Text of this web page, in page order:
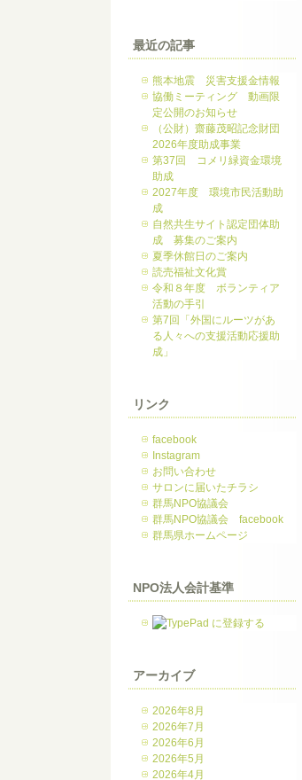
最近の記事
熊本地震 災害支援金情報
協働ミーティング 動画限
定公開のお知らせ
（公財）齋藤茂昭記念財団
2026年度助成事業
第37回 コメリ緑資金環境
助成
2027年度 環境市民活動助
成
自然共生サイト認定団体助
成 募集のご案内
夏季休館日のご案内
読売福祉文化賞
令和８年度 ボランティア
活動の手引
第7回「外国にルーツがあ
る人々への支援活動応援助
成」
リンク
facebook
Instagram
お問い合わせ
サロンに届いたチラシ
群馬NPO協議会
群馬NPO協議会 facebook
群馬県ホームページ
NPO法人会計基準
アーカイブ
2026年8月
2026年7月
2026年6月
2026年5月
2026年4月